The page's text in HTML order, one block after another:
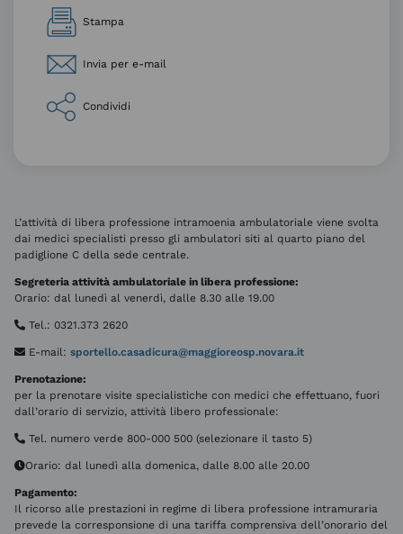
Stampa
Invia per e-mail
Condividi
L’attività di libera professione intramoenia ambulatoriale viene svolta
dai medici specialisti presso gli ambulatori siti al quarto piano del
padiglione C della sede centrale.
Segreteria attività ambulatoriale in libera professione:
Orario: dal lunedì al venerdì, dalle 8.30 alle 19.00
Tel.: 0321.373 2620
E-mail: sportello.casadicura@maggioreosp.novara.it
Prenotazione:
per la prenotare visite specialistiche con medici che effettuano, fuori
dall’orario di servizio, attività libero professionale:
Tel. numero verde 800-000 500 (selezionare il tasto 5)
Orario: dal lunedì alla domenica, dalle 8.00 alle 20.00
Pagamento:
Il ricorso alle prestazioni in regime di libera professione intramuraria
prevede la corresponsione di una tariffa comprensiva dell’onorario del